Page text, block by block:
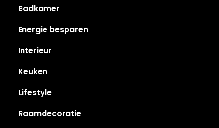
Badkamer
Energie besparen
Interieur
Keuken
Lifestyle
Raamdecoratie